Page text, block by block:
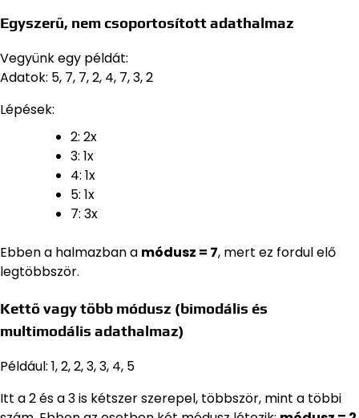
Egyszerű, nem csoportosított adathalmaz
Vegyünk egy példát:
Adatok: 5, 7, 7, 2, 4, 7, 3, 2
Lépések:
2: 2x
3: 1x
4: 1x
5: 1x
7: 3x
Ebben a halmazban a módusz = 7, mert ez fordul elő
legtöbbször.
Kettő vagy több módusz (bimodális és
multimodális adathalmaz)
Például: 1, 2, 2, 3, 3, 4, 5
Itt a 2 és a 3 is kétszer szerepel, többször, mint a többi